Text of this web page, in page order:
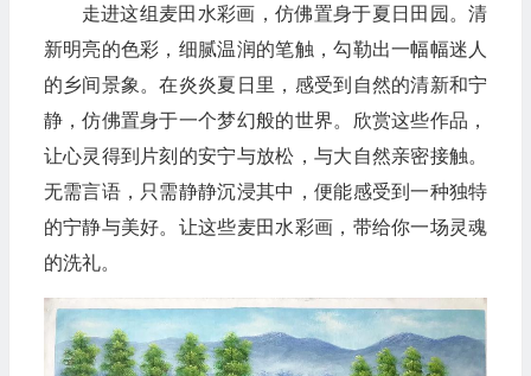
走进这组麦田水彩画，仿佛置身于夏日田园。清
新明亮的色彩，细腻温润的笔触，勾勒出一幅幅迷人
的乡间景象。在炎炎夏日里，感受到自然的清新和宁
静，仿佛置身于一个梦幻般的世界。欣赏这些作品，
让心灵得到片刻的安宁与放松，与大自然亲密接触。
无需言语，只需静静沉浸其中，便能感受到一种独特
的宁静与美好。让这些麦田水彩画，带给你一场灵魂
的洗礼。